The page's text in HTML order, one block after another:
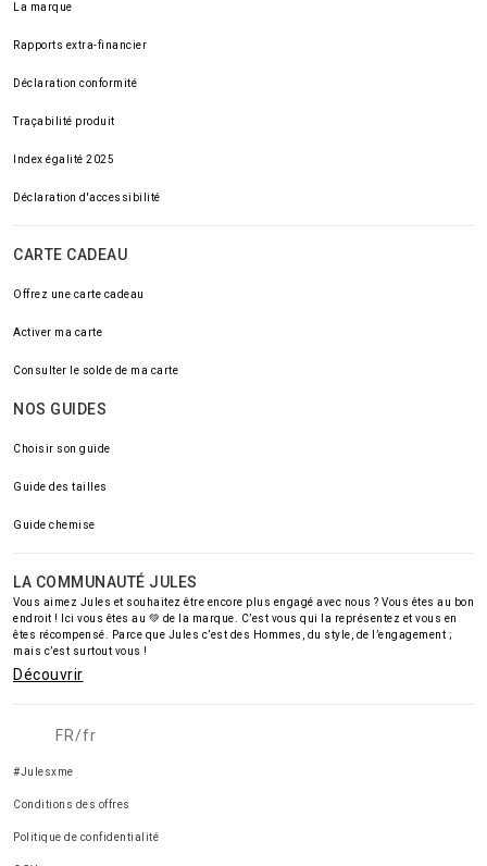
La marque
Rapports extra-financier
Déclaration conformité
Traçabilité produit
Index égalité 2025
Déclaration d'accessibilité
CARTE CADEAU
Offrez une carte cadeau
Activer ma carte
Consulter le solde de ma carte
NOS GUIDES
Choisir son guide
Guide des tailles
Guide chemise
LA COMMUNAUTÉ JULES
Vous aimez Jules et souhaitez être encore plus engagé avec nous ? Vous êtes au bon
endroit ! Ici vous êtes au 💚 de la marque. C’est vous qui la représentez et vous en
êtes récompensé. Parce que Jules c’est des Hommes, du style, de l’engagement ;
mais c’est surtout vous !
Découvrir
FR/fr
#Julesxme
Conditions des offres
Politique de confidentialité